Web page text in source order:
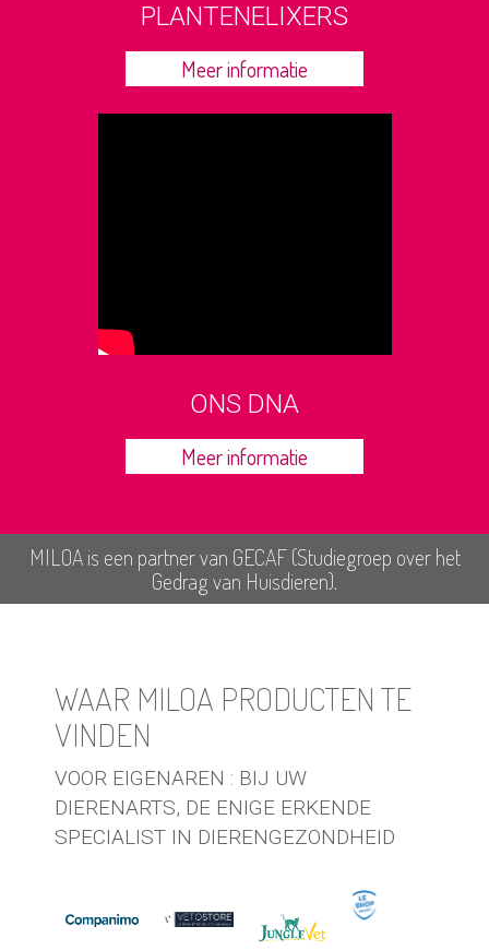
PLANTENELIXERS
Meer informatie
ONS DNA
Meer informatie
MILOA is een partner van GECAF (Studiegroep over het
Gedrag van Huisdieren).
WAAR MILOA PRODUCTEN TE
VINDEN
VOOR EIGENAREN : BIJ UW
DIERENARTS, DE ENIGE ERKENDE
SPECIALIST IN DIERENGEZONDHEID